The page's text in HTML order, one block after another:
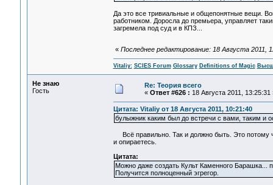
Да это все тривиальные и общепонятные вещи.
работником. Доросла до премьера, управляет
загремела под суд и в КПЗ...
« Последнее редактирование: 18 Августа 2011,
Vitaliy: SCIES Forum Glossary Definitions of Magic
Не знаю
Гость
Re: Теория всего
« Ответ #626 : 18 Августа 2011, 13:25:31
Цитата: Vitaliy от 18 Августа 2011, 10:21:40
булыжник каким был до встречи с вами, таким и
Всё правильно. Так и должно быть. Это потому
и опираетесь.
Цитата:
Можно даже создать Культ Каменного
Получится полноценный эгрегор.